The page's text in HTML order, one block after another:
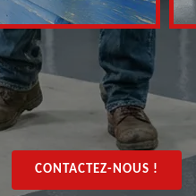
CONTACTEZ-NOUS !